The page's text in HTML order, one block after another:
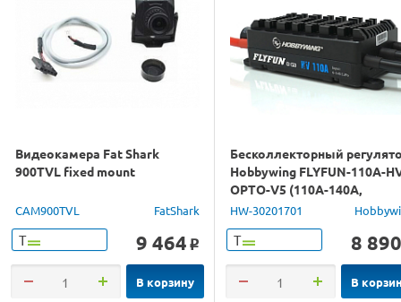
Видеокамера Fat Shark
900TVL fixed mount
CAM900TVL FatShark
Т 9 464 o
В корзину
Бесколлекторный
Hobbywing FLYFUN-110A-
OPTO-V5 (110A-140A,
Aircraft)
HW-30201701
Т 8 890
В